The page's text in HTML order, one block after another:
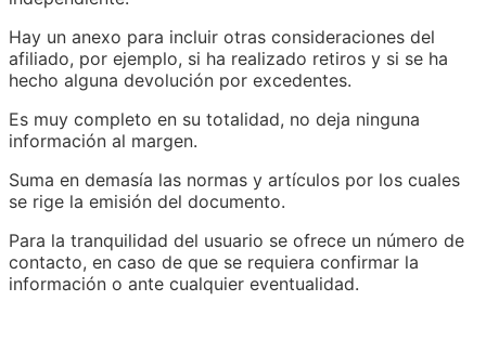
Hay un anexo para incluir otras consideraciones del
afiliado, por ejemplo, si ha realizado retiros y si se ha
hecho alguna devolución por excedentes.
Es muy completo en su totalidad, no deja ninguna
información al margen.
Suma en demasía las normas y artículos por los cuales
se rige la emisión del documento.
Para la tranquilidad del usuario se ofrece un número de
contacto, en caso de que se requiera confirmar la
información o ante cualquier eventualidad.